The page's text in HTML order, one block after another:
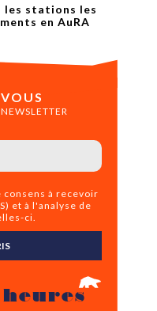
les stations les
en AuRA
consens à recevoir
et à l'analyse de
ci.